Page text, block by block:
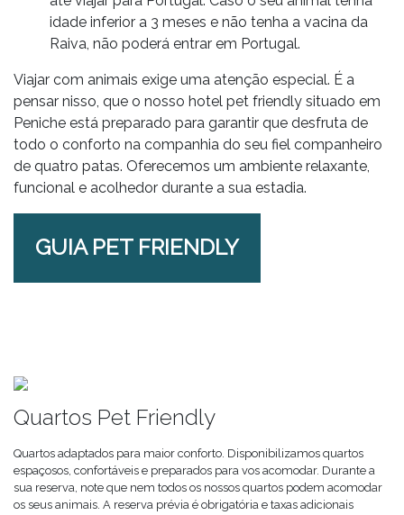
idade inferior a 3 meses e não tenha a vacina da
Raiva, não poderá entrar em Portugal.
Viajar com animais exige uma atenção especial. É a
pensar nisso, que o nosso hotel pet friendly situado em
Peniche está preparado para garantir que desfruta de
todo o conforto na companhia do seu fiel companheiro
de quatro patas. Oferecemos um ambiente relaxante,
funcional e acolhedor durante a sua estadia.
GUIA PET FRIENDLY
Quartos Pet Friendly
Quartos adaptados para maior conforto. Disponibilizamos quartos
espaçosos, confortáveis e preparados para vos acomodar. Durante a
sua reserva, note que nem todos os nossos quartos podem acomodar
os seus animais. A reserva prévia é obrigatória e taxas adicionais